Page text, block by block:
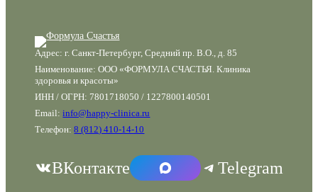
Адрес: г. Санкт-Петербург, Средний пр. В.О., д. 85
Наименование: ООО «ФОРМУЛА СЧАСТЬЯ. Клиника
здоровья и красоты»
ИНН / ОГРН: 7801718050 / 1227800140501
Email:info@happy-clinica.ru
Телефон:8 (812) 410-14-10
ВКонтакте Telegram